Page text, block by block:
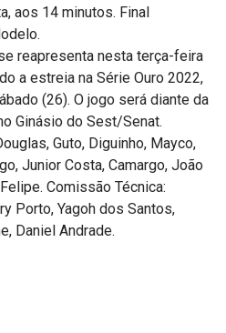
aos 14 minutos. Final
reapresenta nesta terça-feira
a estreia na Série Ouro 2022,
(26). O jogo será diante da
Ginásio do Sest/Senat.
Guto, Diguinho, Mayco,
Junior Costa, Camargo, João
Comissão Técnica:
Porto, Yagoh dos Santos,
Daniel Andrade.